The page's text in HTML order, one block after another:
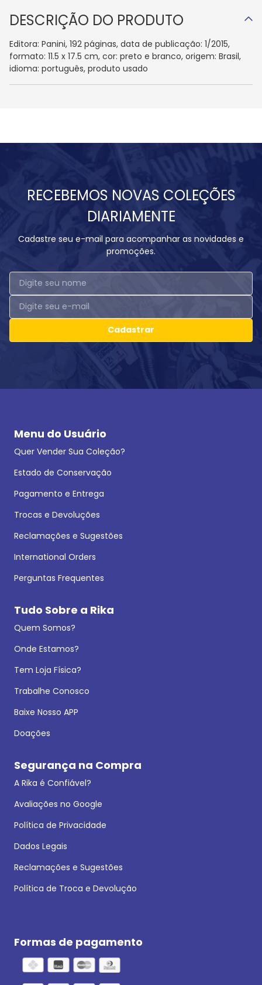
DESCRIÇÃO DO PRODUTO
Editora: Panini, 192 páginas, data de publicação: 1/2015,
formato: 11.5 x 17.5 cm, cor: preto e branco, origem: Brasil,
idioma: português, produto usado
RECEBEMOS NOVAS COLEÇÕES
DIARIAMENTE
Cadastre seu e-mail para acompanhar as novidades e
promoções.
Cadastrar
Menu do Usuário
Quer Vender Sua Coleção?
Estado de Conservação
Pagamento e Entrega
Trocas e Devoluções
Reclamações e Sugestões
International Orders
Perguntas Frequentes
Tudo Sobre a Rika
Quem Somos?
Onde Estamos?
Tem Loja Física?
Trabalhe Conosco
Baixe Nosso APP
Doações
Segurança na Compra
A Rika é Confiável?
Avaliações no Google
Política de Privacidade
Dados Legais
Reclamações e Sugestões
Política de Troca e Devolução
Formas de pagamento